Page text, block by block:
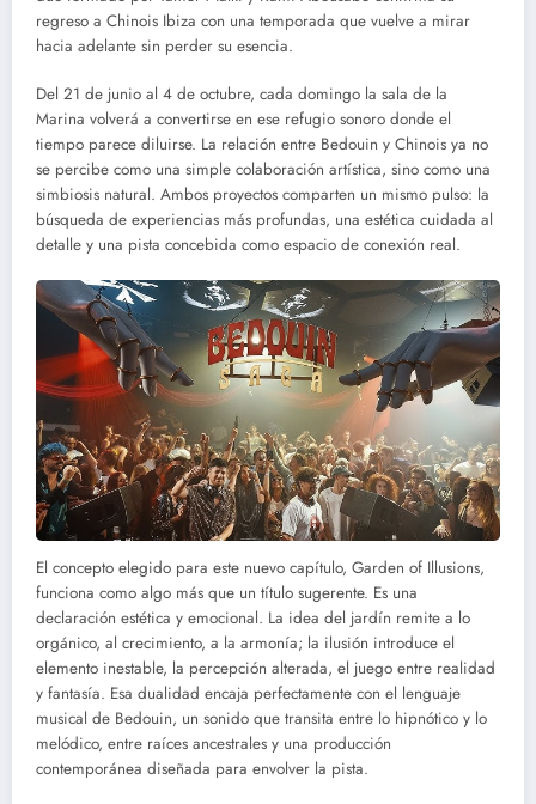
regreso a Chinois Ibiza con una temporada que vuelve a mirar
hacia adelante sin perder su esencia.
Del 21 de junio al 4 de octubre, cada domingo la sala de la
Marina volverá a convertirse en ese refugio sonoro donde el
tiempo parece diluirse. La relación entre Bedouin y Chinois ya no
se percibe como una simple colaboración artística, sino como una
simbiosis natural. Ambos proyectos comparten un mismo pulso: la
búsqueda de experiencias más profundas, una estética cuidada al
detalle y una pista concebida como espacio de conexión real.
El concepto elegido para este nuevo capítulo, Garden of Illusions,
funciona como algo más que un título sugerente. Es una
declaración estética y emocional. La idea del jardín remite a lo
orgánico, al crecimiento, a la armonía; la ilusión introduce el
elemento inestable, la percepción alterada, el juego entre realidad
y fantasía. Esa dualidad encaja perfectamente con el lenguaje
musical de Bedouin, un sonido que transita entre lo hipnótico y lo
melódico, entre raíces ancestrales y una producción
contemporánea diseñada para envolver la pista.